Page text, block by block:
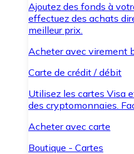
Ajoutez des fonds à
effectuez des achats
meilleur prix.
Acheter avec virement
Carte de crédit / débit
Utilisez les cartes Visa
des cryptomonnaies.
Acheter avec carte
Boutique - Cartes